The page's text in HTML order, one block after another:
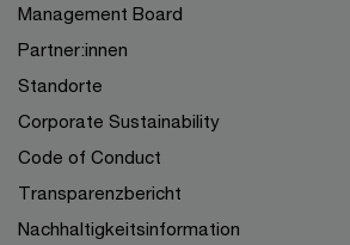
Management Board
Partner:innen
Standorte
Corporate Sustainability
Code of Conduct
Transparenzbericht
Nachhaltigkeitsinformation